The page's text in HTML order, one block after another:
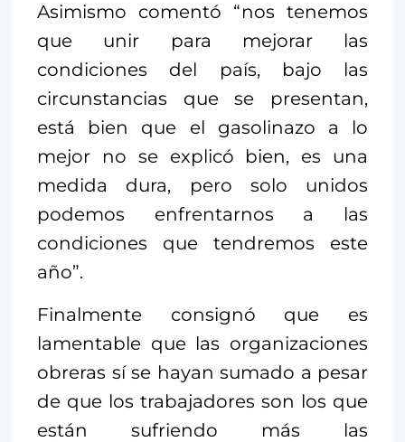
Asimismo comentó “nos tenemos
que unir para mejorar las
condiciones del país, bajo las
circunstancias que se presentan,
está bien que el gasolinazo a lo
mejor no se explicó bien, es una
medida dura, pero solo unidos
podemos enfrentarnos a las
condiciones que tendremos este
año”.
Finalmente consignó que es
lamentable que las organizaciones
obreras sí se hayan sumado a pesar
de que los trabajadores son los que
están sufriendo más las